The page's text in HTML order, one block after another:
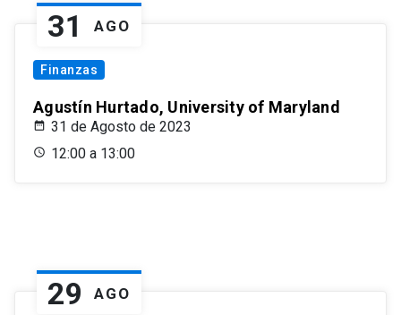
31 AGO
Finanzas
Agustín Hurtado, University of Maryland
31 de Agosto de 2023
12:00 a 13:00
29 AGO